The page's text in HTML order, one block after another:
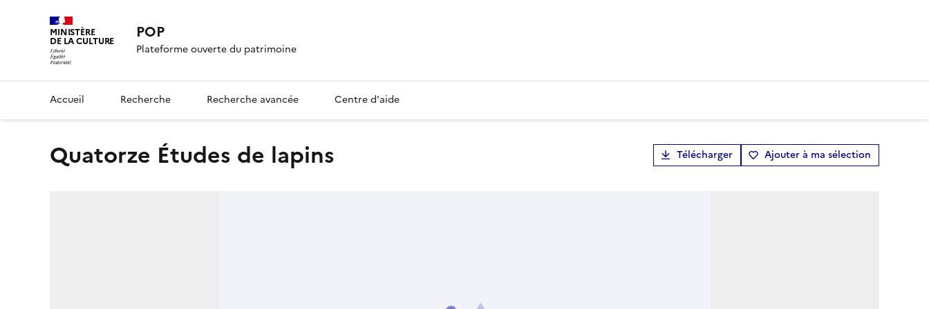
MINISTÈRE
DE LA CULTURE POP
Plateforme ouverte du patrimoine
Accueil Recherche Recherche avancée Centre d'aide
Quatorze Études de lapins Télécharger Ajouter à ma sélection